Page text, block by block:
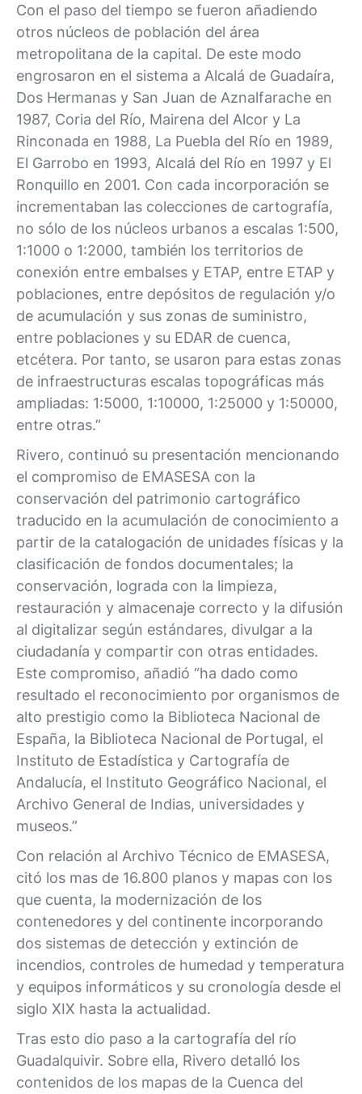
Con el paso del tiempo se fueron añadiendo
otros núcleos de población del área
metropolitana de la capital. De este modo
engrosaron en el sistema a Alcalá de Guadaíra,
Dos Hermanas y San Juan de Aznalfarache en
1987, Coria del Río, Mairena del Alcor y La
Rinconada en 1988, La Puebla del Río en 1989,
El Garrobo en 1993, Alcalá del Río en 1997 y El
Ronquillo en 2001. Con cada incorporación se
incrementaban las colecciones de cartografía,
no sólo de los núcleos urbanos a escalas 1:500,
1:1000 o 1:2000, también los territorios de
conexión entre embalses y ETAP, entre ETAP y
poblaciones, entre depósitos de regulación y/o
de acumulación y sus zonas de suministro,
entre poblaciones y su EDAR de cuenca,
etcétera. Por tanto, se usaron para estas zonas
de infraestructuras escalas topográficas más
ampliadas: 1:5000, 1:10000, 1:25000 y 1:50000,
entre otras.”
Rivero, continuó su presentación mencionando
el compromiso de EMASESA con la
conservación del patrimonio cartográfico
traducido en la acumulación de conocimiento a
partir de la catalogación de unidades físicas y la
clasificación de fondos documentales; la
conservación, lograda con la limpieza,
restauración y almacenaje correcto y la difusión
al digitalizar según estándares, divulgar a la
ciudadanía y compartir con otras entidades.
Este compromiso, añadió “ha dado como
resultado el reconocimiento por organismos de
alto prestigio como la Biblioteca Nacional de
España, la Biblioteca Nacional de Portugal, el
Instituto de Estadística y Cartografía de
Andalucía, el Instituto Geográfico Nacional, el
Archivo General de Indias, universidades y
museos.”
Con relación al Archivo Técnico de EMASESA,
citó los mas de 16.800 planos y mapas con los
que cuenta, la modernización de los
contenedores y del continente incorporando
dos sistemas de detección y extinción de
incendios, controles de humedad y temperatura
y equipos informáticos y su cronología desde el
siglo XIX hasta la actualidad.
Tras esto dio paso a la cartografía del río
Guadalquivir. Sobre ella, Rivero detalló los
contenidos de los mapas de la Cuenca del